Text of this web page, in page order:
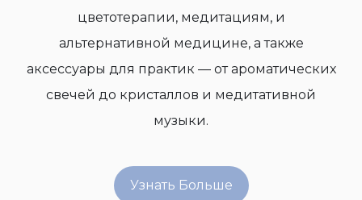
цветотерапии, медитациям, и
альтернативной медицине, а также
аксессуары для практик — от ароматических
свечей до кристаллов и медитативной
музыки.
Узнать Больше